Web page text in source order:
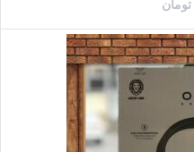
تومان